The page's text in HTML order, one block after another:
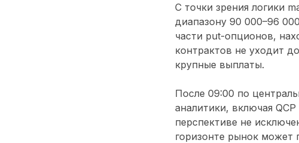
С точки зрения логики
диапазону 90 000–96
части put-опционов,
контрактов не уходит
крупные выплаты.
После 09:00 по
аналитики, включая QCP
перспективе не
горизонте рынок может